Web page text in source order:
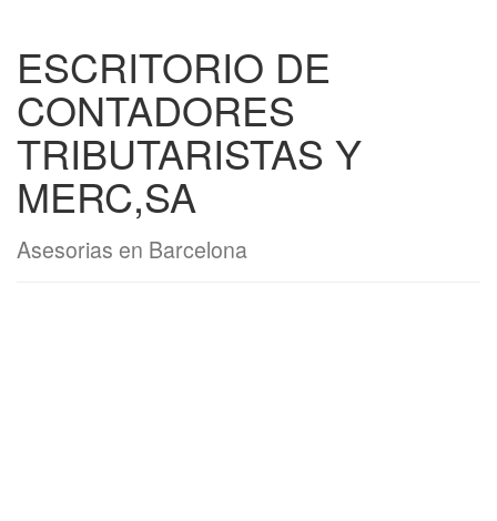
ESCRITORIO DE
CONTADORES
TRIBUTARISTAS Y
MERC,SA
Asesorias en Barcelona